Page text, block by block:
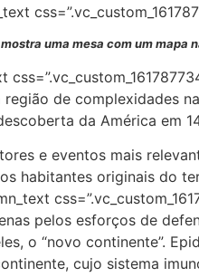
uma mesa com um mapa
de complexidades
da América em
e eventos mais
habitantes originais do
pelos esforços de
o “novo continente”.
cujo sistema